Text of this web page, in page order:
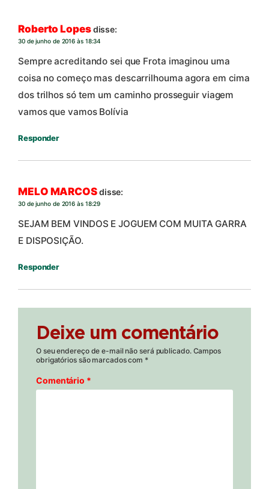
Roberto Lopesdisse:
30 de junho de 2016 às 18:34
Sempre acreditando sei que Frota imaginou uma
coisa no começo mas descarrilhouma agora em cima
dos trilhos só tem um caminho prosseguir viagem
vamos que vamos Bolívia
Responder
MELO MARCOSdisse:
30 de junho de 2016 às 18:29
SEJAM BEM VINDOS E JOGUEM COM MUITA GARRA
E DISPOSIÇÃO.
Responder
Deixe um comentário
O seu endereço de e-mail não será publicado. Campos
obrigatórios são marcados com *
Comentário *